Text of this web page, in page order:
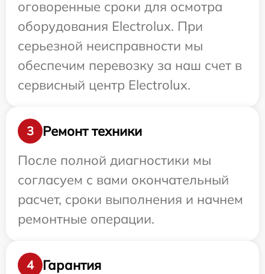
оговоренные сроки для осмотра
оборудования Electrolux. При
серьезной неисправности мы
обеспечим перевозку за наш счет в
сервисный центр Electrolux.
3
Ремонт техники
После полной диагностики мы
согласуем с вами окончательный
расчет, сроки выполнения и начнем
ремонтные операции.
4
Гарантия